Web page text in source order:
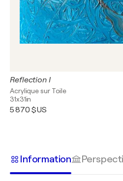
Reflection I
Acrylique sur Toile
31x31in
5 870 $US
Information